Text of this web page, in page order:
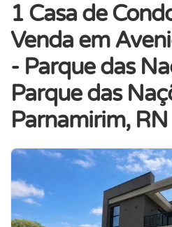
1 Casa de
Venda em
- Parque das
Parque das
Parnamirim, RN